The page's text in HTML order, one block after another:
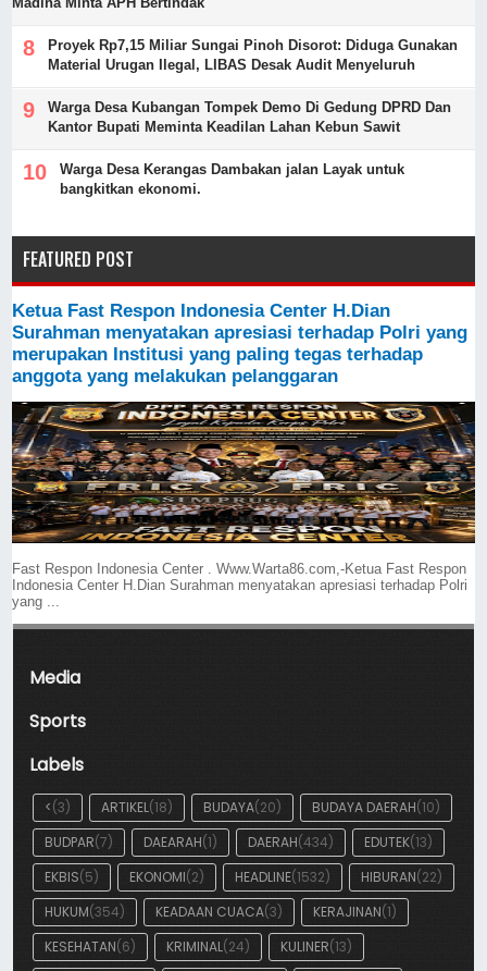
Proyek Rp7,15 Miliar Sungai Pinoh Disorot: Diduga Gunakan
Material Urugan Ilegal, LIBAS Desak Audit Menyeluruh
Warga Desa Kubangan Tompek Demo Di Gedung DPRD Dan
Kantor Bupati Meminta Keadilan Lahan Kebun Sawit
Warga Desa Kerangas Dambakan jalan Layak untuk
bangkitkan ekonomi.
FEATURED POST
Ketua Fast Respon Indonesia Center H.Dian
Surahman menyatakan apresiasi terhadap Polri yang
merupakan Institusi yang paling tegas terhadap
anggota yang melakukan pelanggaran
Fast Respon Indonesia Center . Www.Warta86.com,-Ketua Fast Respon
Indonesia Center H.Dian Surahman menyatakan apresiasi terhadap Polri
yang ...
Media
Sports
Labels
<(3) ARTIKEL(18) BUDAYA(20) BUDAYA DAERAH(10)
BUDPAR(7) DAEARAH(1) DAERAH(434) EDUTEK(13)
EKBIS(5) EKONOMI(2) HEADLINE(1532) HIBURAN(22)
HUKUM(354) KEADAAN CUACA(3) KERAJINAN(1)
KESEHATAN(6) KRIMINAL(24) KULINER(13)